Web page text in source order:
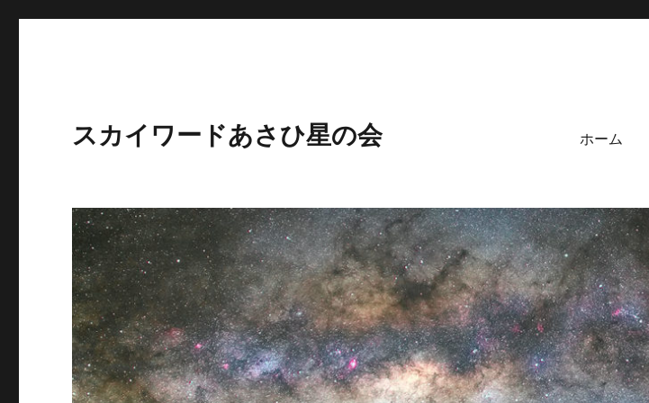
スカイワードあさひ星の会 ホーム